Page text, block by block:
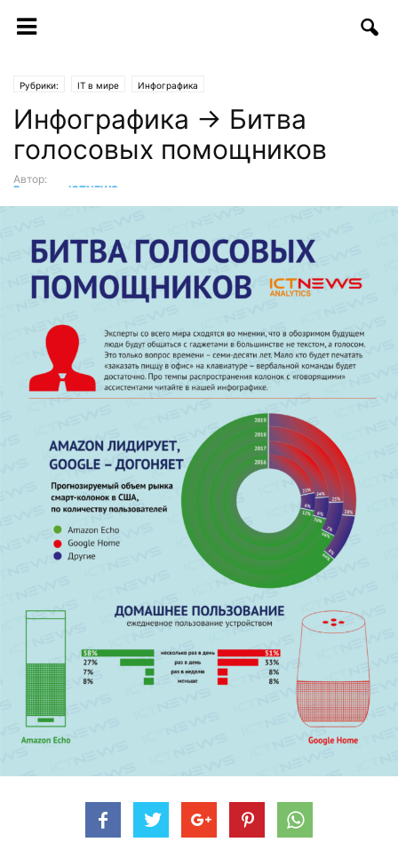
Рубрики: IT в мире Инфографика
Инфографика → Битва
голосовых помощников
Автор:
Редакция ICTNEWS